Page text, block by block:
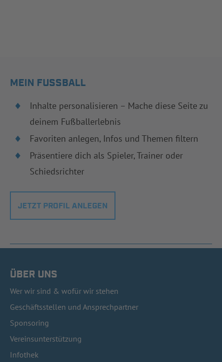
MEIN FUSSBALL
Inhalte personalisieren – Mache diese Seite zu
deinem Fußballerlebnis
Favoriten anlegen, Infos und Themen filtern
Präsentiere dich als Spieler, Trainer oder
Schiedsrichter
JETZT PROFIL ANLEGEN
ÜBER UNS
Wer wir sind & wofür wir stehen
Geschäftsstellen und Ansprechpartner
Sponsoring
Vereinsunterstützung
Infothek